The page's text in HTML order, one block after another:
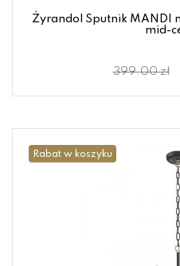
Żyrandol Sputnik MANDI
mid-
399.00 zł
Rabat w koszyku